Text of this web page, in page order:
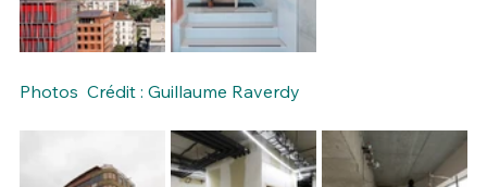
Photos  Crédit : Guillaume Raverdy